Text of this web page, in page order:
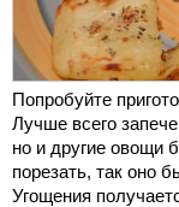
Попробуйте
Лучше всего
но и другие овощи
порезать, так оно
Угощения